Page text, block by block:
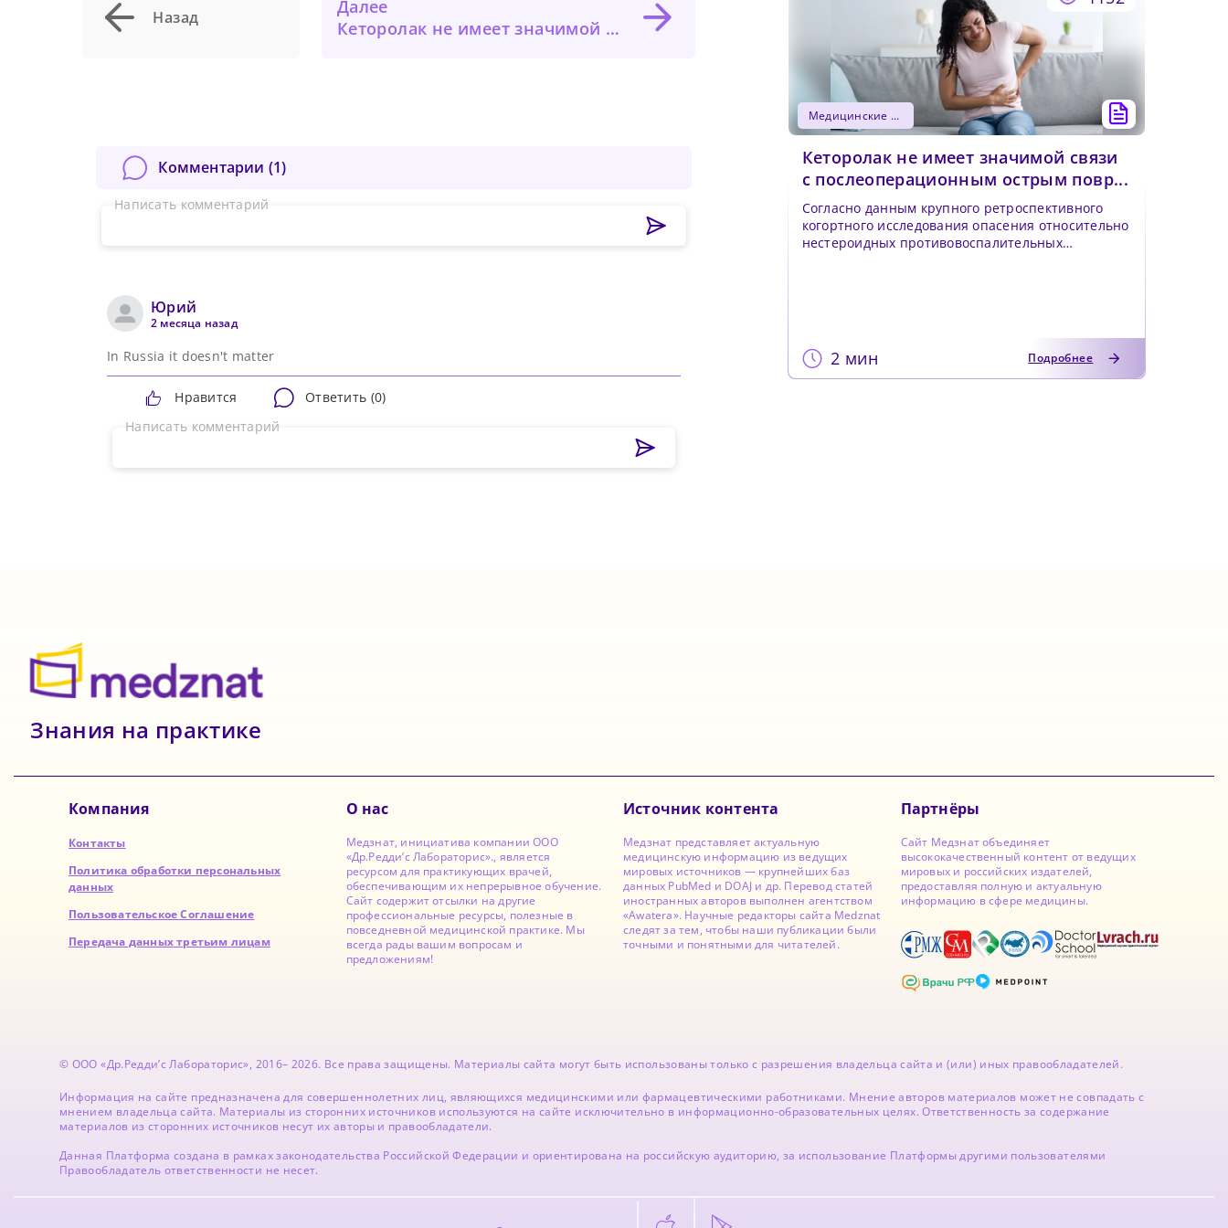
Назад
Далее
Кеторолак не имеет значимой связи с послеоперационным острым повреждением почек у пожилых хирургических пациентов
Комментарии (1)
Написать комментарий
Юрий
2 месяца назад
In Russia it doesn't matter
Нравится Ответить (0)
Написать комментарий
медицинские новости
Кеторолак не имеет значимой связи
с послеоперационным острым повр...
Согласно данным крупного ретроспективного
когортного исследования опасения относительно
нестероидных противовоспалительных
2 мин Подробнее
Знания на практике
Компания
Контакты
Политика обработки персональных
данных
Пользовательское Соглашение
Передача данных третьим лицам
О нас
Медзнат, инициатива компании ООО
«Др.Редди’с Лабораторис»., является
ресурсом для практикующих врачей,
обеспечивающим их непрерывное обучение.
Сайт содержит отсылки на другие
профессиональные ресурсы, полезные в
повседневной медицинской практике. Мы
всегда рады вашим вопросам и
предложениям!
Источник контента
Медзнат представляет актуальную
медицинскую информацию из ведущих
мировых источников — крупнейших баз
данных PubMed и DOAJ и др. Перевод статей
иностранных авторов выполнен агентством
«Awatera». Научные редакторы сайта Medznat
следят за тем, чтобы наши публикации были
точными и понятными для читателей.
Партнёры
Сайт Медзнат объединяет
высококачественный контент от ведущих
мировых и российских издателей,
предоставляя полную и актуальную
информацию в сфере медицины.
© ООО «Др.Редди’с Лабораторис», 2016– 2026. Все права защищены. Материалы сайта могут быть использованы только с разрешения владельца сайта и (или) иных правообладателей.
Информация на сайте предназначена для совершеннолетних лиц, являющихся медицинскими или фармацевтическими работниками. Мнение авторов материалов может не совпадать с
мнением владельца сайта. Материалы из сторонних источников используются на сайте исключительно в информационно-образовательных целях. Ответственность за содержание
материалов из сторонних источников несут их авторы и правообладатели.
Данная Платформа создана в рамках законодательства Российской Федерации и ориентирована на российскую аудиторию, за использование Платформы другими пользователями
Правообладатель ответственности не несет.